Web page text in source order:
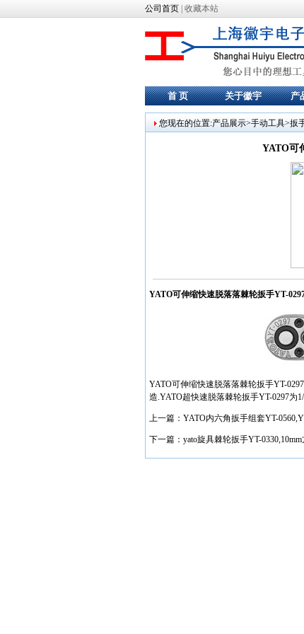
公司首页| 收藏本站
首 页 关于徽宇 产
您现在的位置:产品展示>手动工具>扳
YATO可
YATO可伸缩快速脱落落棘轮扳手YT-
YATO可伸缩快速脱落落棘轮扳手YT-
造.YATO超快速脱落棘轮扳手YT-0297为
上一篇： YATO内六角扳手组套YT-
下一篇： yato旋具棘轮扳手YT-0330,10mm